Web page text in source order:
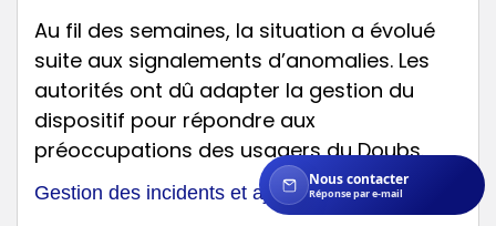
Au fil des semaines, la situation a évolué
suite aux signalements d’anomalies. Les
autorités ont dû adapter la gestion du
dispositif pour répondre aux
préoccupations des usagers du Doubs.
Gestion des incidents et ajustements réalisés
Nous contacter
Réponse par e-mail